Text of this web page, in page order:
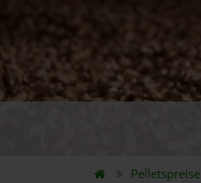
Pelletspreise